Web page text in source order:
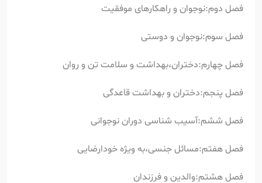
فصل دوم:نوجوان و راهکارهای موفقیت
فصل سوم:نوجوان و دوستی
فصل چهارم:دختران،بهداشت و سلامت تن و روان
فصل پنجم:دختران و بهداشت قاعدگی
فصل ششم:آسیب شناسی دوران نوجوانی
فصل هفتم:مسائل جنسی،به ویژه خودارضایی
فصل هشتم:والدین و فرزندان